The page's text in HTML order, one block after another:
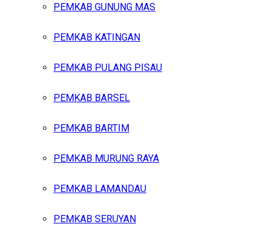
PEMKAB GUNUNG MAS
PEMKAB KATINGAN
PEMKAB PULANG PISAU
PEMKAB BARSEL
PEMKAB BARTIM
PEMKAB MURUNG RAYA
PEMKAB LAMANDAU
PEMKAB SERUYAN